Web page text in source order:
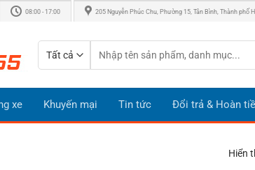
08:00 - 17:00 205 Nguyễn Phúc Chu, Phường 15, Tân Bình, Thành phố
kiếm:
xe Khuyến mại Tin tức Đổi trả & Hoàn
Hiển